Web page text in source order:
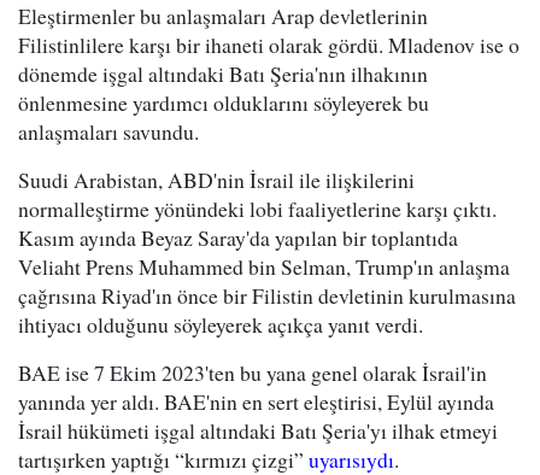
Eleştirmenler bu anlaşmaları Arap devletlerinin
Filistinlilere karşı bir ihaneti olarak gördü. Mladenov ise o
dönemde işgal altındaki Batı Şeria'nın ilhakının
önlenmesine yardımcı olduklarını söyleyerek bu
anlaşmaları savundu.
Suudi Arabistan, ABD'nin İsrail ile ilişkilerini
normalleştirme yönündeki lobi faaliyetlerine karşı çıktı.
Kasım ayında Beyaz Saray'da yapılan bir toplantıda
Veliaht Prens Muhammed bin Selman, Trump'ın anlaşma
çağrısına Riyad'ın önce bir Filistin devletinin kurulmasına
ihtiyacı olduğunu söyleyerek açıkça yanıt verdi.
BAE ise 7 Ekim 2023'ten bu yana genel olarak İsrail'in
yanında yer aldı. BAE'nin en sert eleştirisi, Eylül ayında
İsrail hükümeti işgal altındaki Batı Şeria'yı ilhak etmeyi
tartışırken yaptığı “kırmızı çizgi” uyarısıydı.